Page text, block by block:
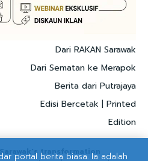
Dari RAKAN Sarawak
Dari Sematan ke Merapok
Berita dari Putrajaya
Edisi Bercetak | Printed
Edition
transformation
portal berita biasa. Ia adalah